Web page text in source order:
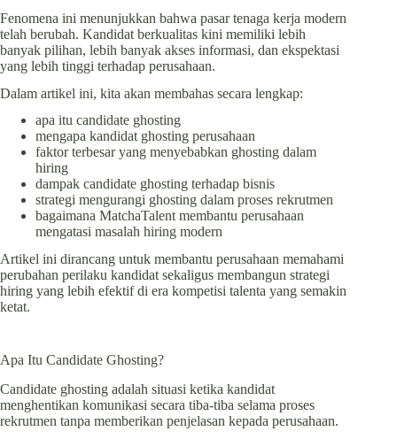
Fenomena ini menunjukkan bahwa pasar tenaga kerja modern
telah berubah. Kandidat berkualitas kini memiliki lebih
banyak pilihan, lebih banyak akses informasi, dan ekspektasi
yang lebih tinggi terhadap perusahaan.
Dalam artikel ini, kita akan membahas secara lengkap:
apa itu candidate ghosting
mengapa kandidat ghosting perusahaan
faktor terbesar yang menyebabkan ghosting dalam
hiring
dampak candidate ghosting terhadap bisnis
strategi mengurangi ghosting dalam proses rekrutmen
bagaimana MatchaTalent membantu perusahaan
mengatasi masalah hiring modern
Artikel ini dirancang untuk membantu perusahaan memahami
perubahan perilaku kandidat sekaligus membangun strategi
hiring yang lebih efektif di era kompetisi talenta yang semakin
ketat.
Apa Itu Candidate Ghosting?
Candidate ghosting adalah situasi ketika kandidat
menghentikan komunikasi secara tiba-tiba selama proses
rekrutmen tanpa memberikan penjelasan kepada perusahaan.